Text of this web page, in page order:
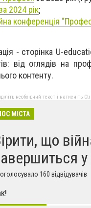
2024 рік;
конференція
- сторінка U-
від оглядів на
контенту.
необхідний текст і натисніть
МІСТА
що
у
160 відвідувачів